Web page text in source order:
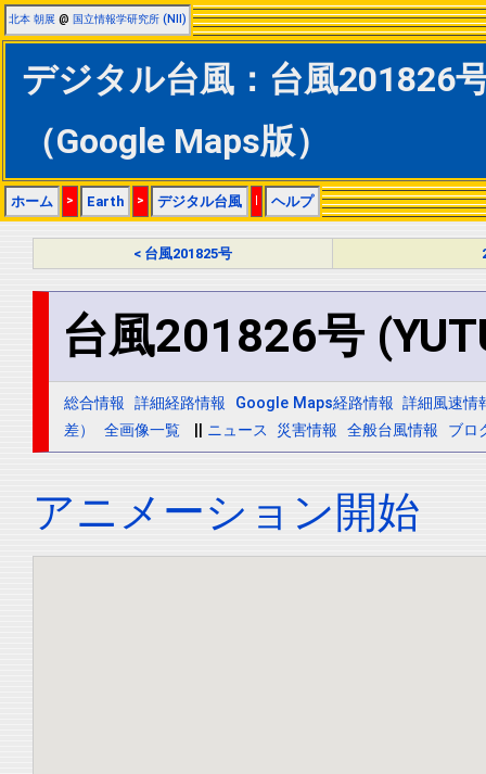
北本 朝展 @ 国立情報学研究所 (NII)
デジタル台風：台風201826
（Google Maps版）
ホーム > Earth > デジタル台風 | ヘルプ
< 台風201825号
台風201826号
総合情報 詳細経路情報 Google Maps経路情報 詳細風速情
差）
全画像一覧 ニュース 災害情報 全般台風情報 ブロ
アニメーション開始